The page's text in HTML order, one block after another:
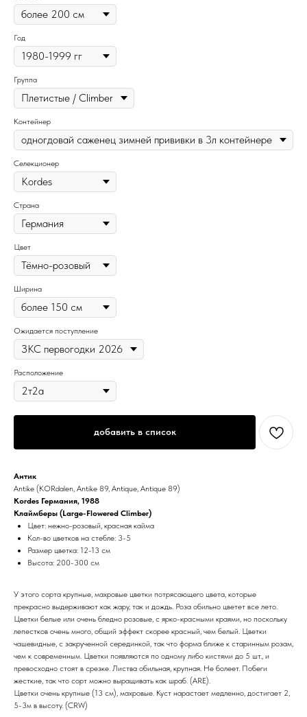
Год
Группа
Контейнер
Селекционер
Страна
Цвет
Ширина
Ожидается поступление
Расположение
добавить в список
Антик
Antike (KORdalen, Antike 89, Antique, Antique 89)
Kordes Германия, 1988
Клаймберы (Large-Flowered Climber)
Цвет: нежно-розовый, красная кайма
Кол-во цветков на стебле: 3-5
Размер цветка: 12-13 см
Высота: 200-300 см
У этого сорта крупные, махровые цветки потрясающего цвета, которые
прекрасно выдерживают как жару, так и дождь. Роза обильно цветет все лето.
Цветки белые или очень бледно розовые, с ярко-красными краями, но поскольку
лепестков очень много, общий эффект скорее красный, чем белый. Цветки
чашевидные, с закрученной серединкой, так что форма ближе к старинным розам,
чем к современным. Цветки появляются по одному либо кистями до 5 шт., и
превосходно стоят в срезке. Листва обильная, крупная. Не болеет. Побеги
жесткие, так что сорт можно выращивать как шраб. (ARE).
Цветки очень крупные (13 см), махровые. Куст нарастает медленно, достигает 2,
5-3м в высоту. (СRW)